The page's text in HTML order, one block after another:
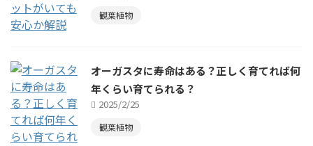
観葉植物
オーガスタに寿命はある？正しく育てれば何
年くらい育てられる？
2025/2/25
観葉植物